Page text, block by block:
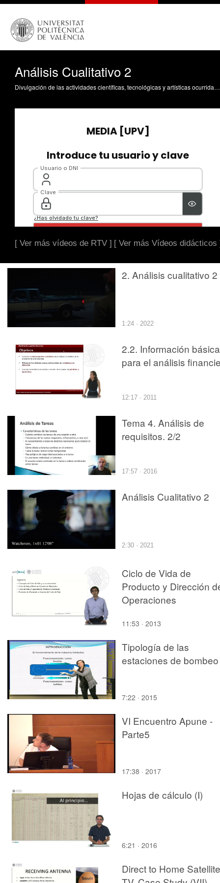
Análisis Cualitativo 2
Divulgación de las actividades científicas, tecnológicas y artísticas ocurridas en los tres campus de la UPV
[ Ver más vídeos de RTV ] [ Ver más Vídeos didácticos
2. Análisis cualitativo 2
1:24 · 2022
2.2. Información básica
para el análisis
12:17 · 2011
Tema 4. Análisis de
requisitos. 2/2
17:57 · 2016
Análisis Cualitativo 2
2:30 · 2021
Ciclo de Vida de
Producto y Dirección
Operaciones
11:53 · 2013
Tipología de las
estaciones de bombeo
7:22 · 2015
VI Encuentro Apune -
Parte5
17:38 · 2017
Hojas de cálculo (I)
6:21 · 2016
Direct to Home Satellite